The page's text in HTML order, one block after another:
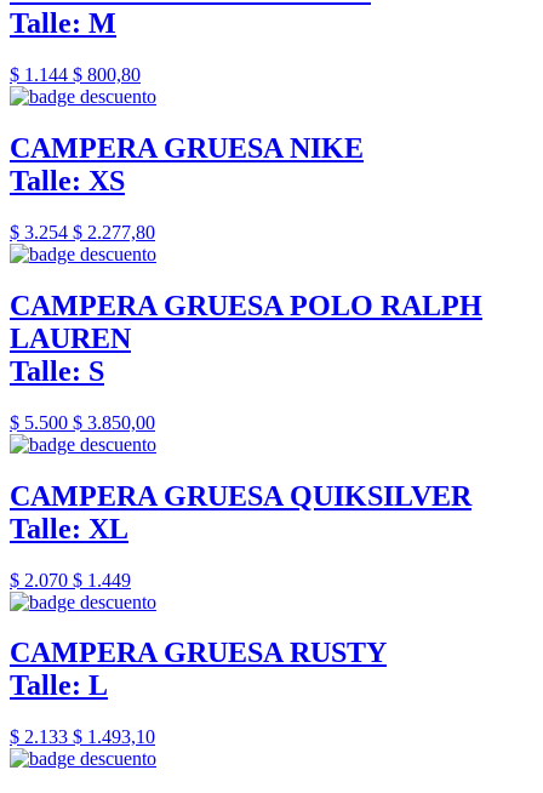
Talle: M
$ 1.144 $ 800,80
CAMPERA GRUESA NIKE
Talle: XS
$ 3.254 $ 2.277,80
CAMPERA GRUESA POLO RALPH
LAUREN
Talle: S
$ 5.500 $ 3.850,00
CAMPERA GRUESA QUIKSILVER
Talle: XL
$ 2.070 $ 1.449
CAMPERA GRUESA RUSTY
Talle: L
$ 2.133 $ 1.493,10